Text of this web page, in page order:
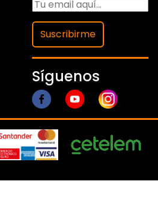
Suscribirme
Síguenos